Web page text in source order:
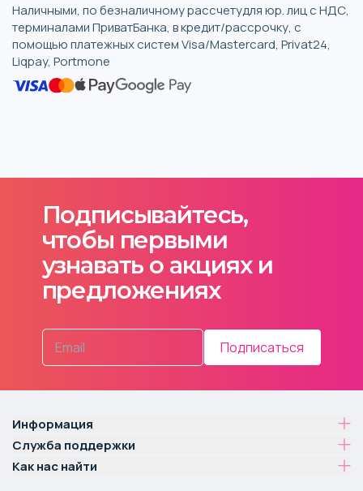
Наличными, по безналичному рассчетудля юр. лиц с НДС,
терминалами ПриватБанка, в кредит/рассрочку, с
помощью платежных систем Visa/Mastercard, Privat24,
Liqpay, Portmone
Подписывайтесь,
чтобы первыми
узнавать о акциях и
предложениях
Подписаться
Информация
Служба поддержки
Как нас найти